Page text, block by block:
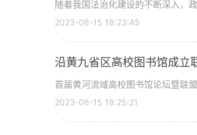
随着我国法治化建设的不断深入，
2023-06-15 18:23:45
沿黄九省区高校图书馆成立
首届黄河流域高校图书馆论坛暨
2023-06-15 18:25:21